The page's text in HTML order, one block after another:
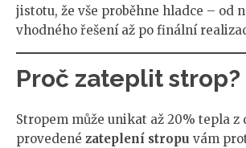
jistotu, že vše proběhne hladce – od
vhodného řešení až po finální
Proč zateplit strop?
Stropem může unikat až 20% tepla z
provedené zateplení stropu vám